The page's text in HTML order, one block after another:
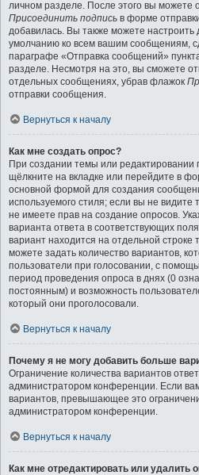
личном разделе. После этого вы можете
Присоединить подпись в форме
добавилась. Вы также можете настроить
умолчанию ко всем вашим сообщениям,
параграфе «Отправка сообщений»
разделе. Несмотря на это, вы сможете
отдельных сообщениях, убрав флажок
отправки сообщения.
Вернуться к началу
Как мне создать опрос?
При создании темы или
щёлкните на вкладке или перейдите в
основной формой для создания
используемого стиля; если вы не
не имеете прав на создание опросов.
варианта ответа в соответствующих
вариант находится на отдельной строке
можете задать количество вариантов,
пользователи при голосовании, с
период проведения опроса в днях (0
постоянным) и возможность
который они проголосовали.
Вернуться к началу
Почему я не могу добавить больше
Ограничение количества вариантов
администратором конференции. Если
вариантов, превышающее это
администратором конференции.
Вернуться к началу
Как мне отредактировать или удалить